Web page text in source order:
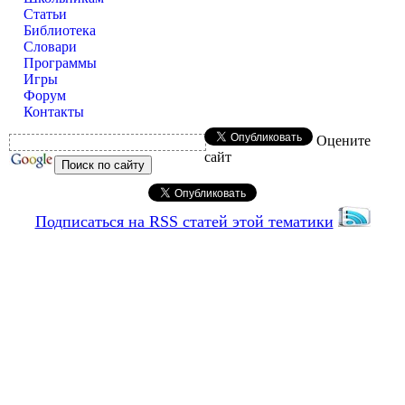
Статьи
Библиотека
Словари
Программы
Игры
Форум
Контакты
Оцените
сайт
Подписаться на RSS статей этой тематики